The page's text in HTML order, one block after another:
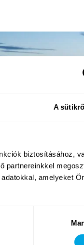
A
biztosításához,
partnereinkkel
amelyeket